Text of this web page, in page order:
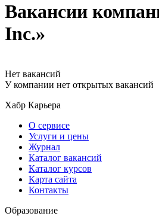
Вакансии
Inc.»
Нет вакансий
У компании нет открытых вакансий
Хабр Карьера
О сервисе
Услуги и цены
Журнал
Каталог вакансий
Каталог курсов
Карта сайта
Контакты
Образование